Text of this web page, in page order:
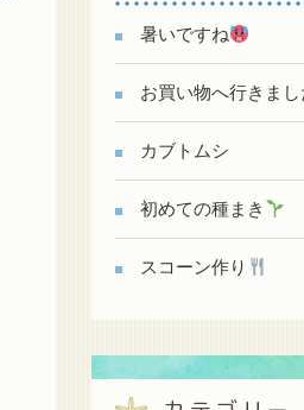
暑いですね
お買い物へ行きまし
カブトムシ
初めての種まき
スコーン作り